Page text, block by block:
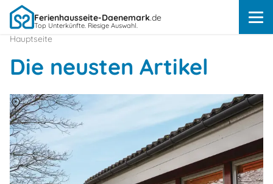
Ferienhausseite-Daenemark.de
Top Unterkünfte. Riesige Auswahl.
Hauptseite
Die neusten Artikel
ÜberDänemark